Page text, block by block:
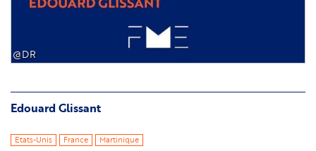
@DR
Edouard Glissant
Etats-Unis France Martinique